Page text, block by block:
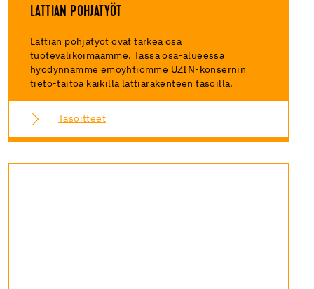
LATTIAN POHJATYÖT
Lattian pohjatyöt ovat tärkeä osa
tuotevalikoimaamme. Tässä osa-alueessa
hyödynnämme emoyhtiömme UZIN-konsernin
tieto-taitoa kaikilla lattiarakenteen tasoilla.
Tasoitteet